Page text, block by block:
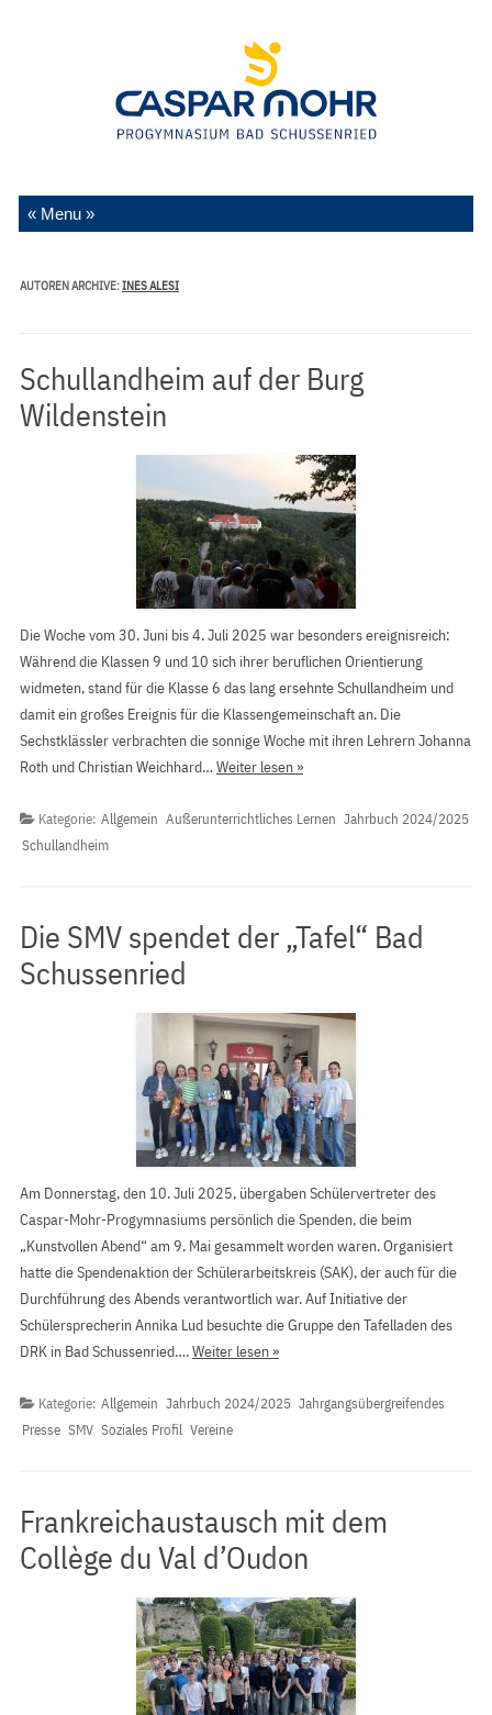
Zum Inhalt springen
AUTOREN ARCHIVE:INES ALESI
Schullandheim auf der Burg
Wildenstein
Die Woche vom 30. Juni bis 4. Juli 2025 war besonders ereignisreich:
Während die Klassen 9 und 10 sich ihrer beruflichen Orientierung
widmeten, stand für die Klasse 6 das lang ersehnte Schullandheim und
damit ein großes Ereignis für die Klassengemeinschaft an. Die
Sechstklässler verbrachten die sonnige Woche mit ihren Lehrern Johanna
Roth und Christian Weichhard…Weiter lesen »
Kategorie: Allgemein Außerunterrichtliches Lernen Jahrbuch 2024/2025
Schullandheim
Die SMV spendet der „Tafel“ Bad
Schussenried
Am Donnerstag, den 10. Juli 2025, übergaben Schülervertreter des
Caspar-Mohr-Progymnasiums persönlich die Spenden, die beim
„Kunstvollen Abend“ am 9. Mai gesammelt worden waren. Organisiert
hatte die Spendenaktion der Schülerarbeitskreis (SAK), der auch für die
Durchführung des Abends verantwortlich war. Auf Initiative der
Schülersprecherin Annika Lud besuchte die Gruppe den Tafelladen des
DRK in Bad Schussenried….Weiter lesen »
Kategorie: Allgemein Jahrbuch 2024/2025 Jahrgangsübergreifendes
Presse SMV Soziales Profil Vereine
Frankreichaustausch mit dem
Collège du Val d’Oudon